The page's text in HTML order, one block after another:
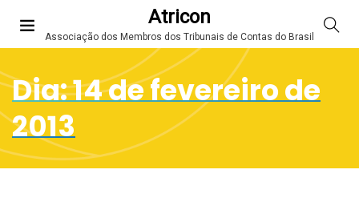
Atricon
Associação dos Membros dos Tribunais de Contas do Brasil
Dia:14 de fevereiro de
2013